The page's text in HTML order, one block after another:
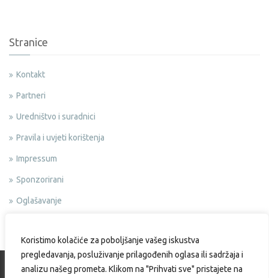
Koristimo kolačiće za poboljšanje vašeg iskustva
pregledavanja, posluživanje prilagođenih oglasa ili sadržaja i
analizu našeg prometa. Klikom na "Prihvati sve" pristajete na
Stranice
Kontakt
Partneri
Uredništvo i suradnici
Pravila i uvjeti korištenja
Impressum
Sponzorirani
Oglašavanje